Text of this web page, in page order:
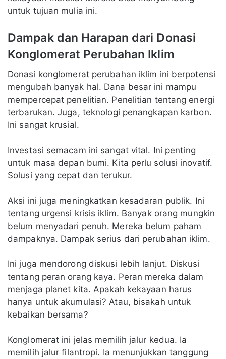
untuk tujuan mulia ini.
Dampak dan Harapan dari Donasi
Konglomerat Perubahan Iklim
Donasi konglomerat perubahan iklim ini berpotensi
mengubah banyak hal. Dana besar ini mampu
mempercepat penelitian. Penelitian tentang energi
terbarukan. Juga, teknologi penangkapan karbon.
Ini sangat krusial.
Investasi semacam ini sangat vital. Ini penting
untuk masa depan bumi. Kita perlu solusi inovatif.
Solusi yang cepat dan terukur.
Aksi ini juga meningkatkan kesadaran publik. Ini
tentang urgensi krisis iklim. Banyak orang mungkin
belum menyadari penuh. Mereka belum paham
dampaknya. Dampak serius dari perubahan iklim.
Ini juga mendorong diskusi lebih lanjut. Diskusi
tentang peran orang kaya. Peran mereka dalam
menjaga planet kita. Apakah kekayaan harus
hanya untuk akumulasi? Atau, bisakah untuk
kebaikan bersama?
Konglomerat ini jelas memilih jalur kedua. Ia
memilih jalur filantropi. Ia menunjukkan tanggung